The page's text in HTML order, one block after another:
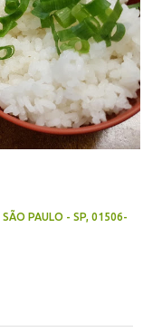
SÃO PAULO - SP, 01506-